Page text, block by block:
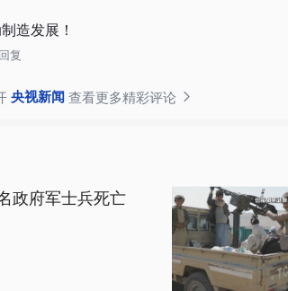
造发展！
回复
央视新闻查看更多精彩评论
政府军士兵死亡